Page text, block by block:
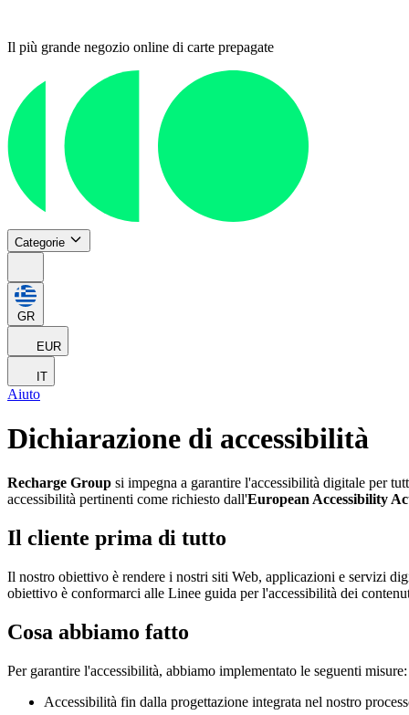
Il più grande negozio online di carte prepagate
Categorie
GR
EUR
IT
Aiuto
Dichiarazione di accessibilità
Recharge Group si impegna a garantire l'accessibilità digitale per
accessibilità pertinenti come richiesto dall'European Accessibility
Il cliente prima di tutto
Il nostro obiettivo è rendere i nostri siti Web, applicazioni e servizi
obiettivo è conformarci alle Linee guida per l'accessibilità dei
Cosa abbiamo fatto
Per garantire l'accessibilità, abbiamo implementato le seguenti misure:
Accessibilità fin dalla progettazione integrata nel nostro